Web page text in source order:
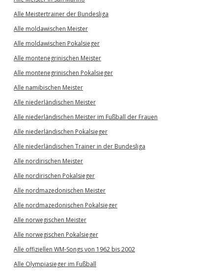
Alle Meistertrainer der Bundesliga
Alle moldawischen Meister
Alle moldawischen Pokalsieger
Alle montenegrinischen Meister
Alle montenegrinischen Pokalsieger
Alle namibischen Meister
Alle niederländischen Meister
Alle niederländischen Meister im Fußball der Frauen
Alle niederländischen Pokalsieger
Alle niederländischen Trainer in der Bundesliga
Alle nordirischen Meister
Alle nordirischen Pokalsieger
Alle nordmazedonischen Meister
Alle nordmazedonischen Pokalsieger
Alle norwegischen Meister
Alle norwegischen Pokalsieger
Alle offiziellen WM-Songs von 1962 bis 2002
Alle Olympiasieger im Fußball